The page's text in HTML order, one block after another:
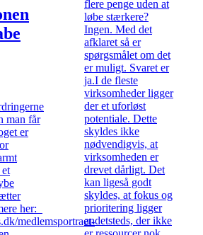
man får
er
her:
medlemsportraet-
flere penge uden at
løbe stærkere?
Ingen. Med det
afklaret så er
spørgsmålet om det
er muligt. Svaret er
ja.I de fleste
virksomheder ligger
der et uforløst
potentiale. Dette
skyldes ikke
nødvendigvis, at
virksomheden er
drevet dårligt. Det
kan ligeså godt
skyldes, at fokus og
prioritering ligger
andetsteds, der ikke